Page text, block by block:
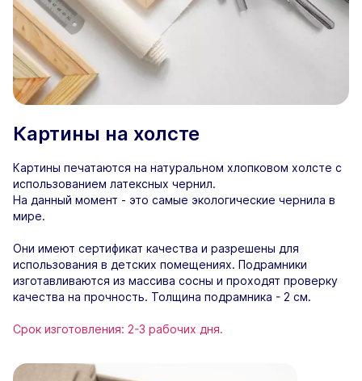
Картины на холсте
Картины печатаются на натуральном хлопковом холсте с
использованием латексных чернил.
На данный момент - это самые экологические чернила в
мире.
Они имеют сертификат качества и разрешены для
использования в детских помещениях. Подрамники
изготавливаются из массива сосны и проходят проверку
качества на прочность. Толщина подрамника - 2 см.
Срок изготовления: 2-3 рабочих дня.